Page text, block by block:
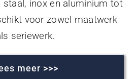
staal, inox en aluminium tot
voor zowel maatwerk
seriewerk.
meer >>>